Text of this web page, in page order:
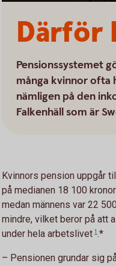
Därför
Pensionssystemet
många kvinnor ofta
nämligen på den
Falkenhäll som är
Kvinnors pension uppgår
på medianen 18 100
medan männens var 22
mindre, vilket beror på att
under hela arbetslivet 1.*
– Pensionen grundar sig